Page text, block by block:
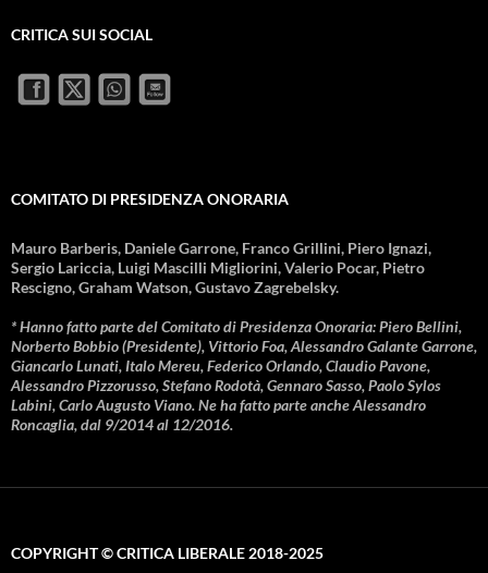
CRITICA SUI SOCIAL
COMITATO DI PRESIDENZA ONORARIA
Mauro Barberis, Daniele Garrone, Franco Grillini, Piero Ignazi,
Sergio Lariccia, Luigi Mascilli Migliorini, Valerio Pocar, Pietro
Rescigno, Graham Watson, Gustavo Zagrebelsky.
* Hanno fatto parte del Comitato di Presidenza Onoraria: Piero Bellini,
Norberto Bobbio (Presidente), Vittorio Foa, Alessandro Galante Garrone,
Giancarlo Lunati, Italo Mereu, Federico Orlando, Claudio Pavone,
Alessandro Pizzorusso, Stefano Rodotà, Gennaro Sasso, Paolo Sylos
Labini, Carlo Augusto Viano. Ne ha fatto parte anche Alessandro
Roncaglia, dal 9/2014 al 12/2016.
COPYRIGHT © CRITICA LIBERALE 2018-2025